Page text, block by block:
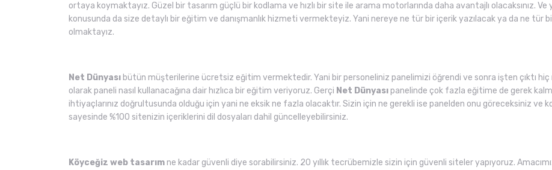
ortaya koymaktayız. Güzel bir tasarım güçlü bir kodlama ve hızlı bir site ile arama motorlarında daha avantajlı olacaksınız. Ve
konusunda da size detaylı bir eğitim ve danışmanlık hizmeti vermekteyiz. Yani nereye ne tür bir içerik yazılacak ya da ne tür
olmaktayız.
Net Dünyası bütün müşterilerine ücretsiz eğitim vermektedir. Yani bir personeliniz panelimizi öğrendi ve sonra işten çıktı
olarak paneli nasıl kullanacağına dair hızlıca bir eğitim veriyoruz. Gerçi Net Dünyasıpanelinde çok fazla eğitime de gerek
ihtiyaçlarınız doğrultusunda olduğu için yani ne eksik ne fazla olacaktır. Sizin için ne gerekli ise panelden onu göreceksiniz ve
sayesinde %100 sitenizin içeriklerini dil dosyaları dahil güncelleyebilirsiniz.
Köyceğiz web tasarımne kadar güvenli diye sorabilirsiniz. 20 yıllık tecrübemizle sizin için güvenli siteler yapıyoruz.